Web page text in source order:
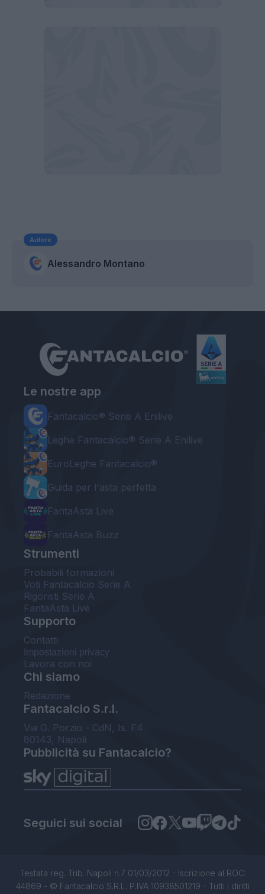
Autore
Alessandro Montano
Le nostre app
Fantacalcio® Serie A Enilive
Leghe Fantacalcio® Serie A Enilive
EuroLeghe Fantacalcio®
Guida per l'asta perfetta
FantaAsta Live
FantaAsta Buzz
Strumenti
Probabili formazioni
Voti Fantacalcio Serie A
Rigoristi Serie A
FantaAsta Live
Supporto
Contatti
Impostazioni privacy
Lavora con noi
Chi siamo
Redazione
Fantacalcio S.r.l.
Via G. Porzio - CdN, Is. F4
80143, Napoli
Pubblicità su Fantacalcio?
Seguici sui social
Testata reg. Trib. Napoli n.7 01/03/2012 - Iscrizione al ROC:
44869 - © Fantacalcio S.R.L. P.IVA 10938501219 - Tutti i diritti